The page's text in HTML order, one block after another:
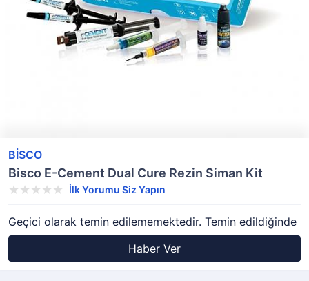
BİSCO
Bisco E-Cement Dual Cure Rezin Siman Kit
İlk Yorumu Siz Yapın
Geçici olarak temin edilememektedir. Temin edildiğinde
Haber Ver